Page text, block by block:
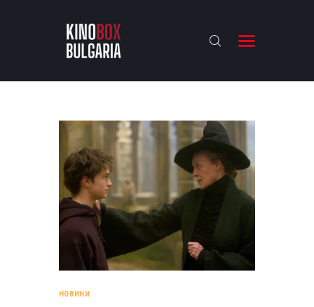
KINOBOX BULGARIA
АНАЛИЗИ
БАХТИ НАГРАДИТЕ
ИНТЕРВЮТА
ЗА НАС
НОВИНИ